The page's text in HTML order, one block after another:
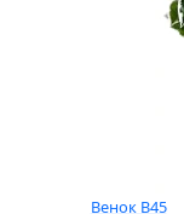
Венок В45